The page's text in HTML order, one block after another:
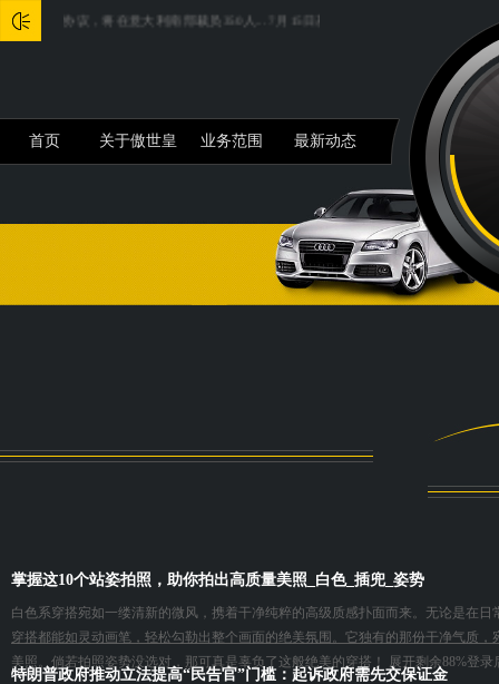
达成协议，将在意大利南部裁员350人... 7月15日基金净值：华夏鼎瑞三个月定开债
首页 关于傲世皇 业务范围 最新动态
掌握这10个站姿拍照，助你拍出高质量美照_白色_插兜_姿势
白色系穿搭宛如一缕清新的微风，携着干净纯粹的高级质感扑面而来。无论是在
穿搭都能如灵动画笔，轻松勾勒出整个画面的绝美氛围。它独有的那份干净气质
美照。倘若拍照姿势没选对，那可真是辜负了这般绝美的穿搭！ 展开剩余88%登
特朗普政府推动立法提高“民告官”门槛：起诉政府需先交保证金